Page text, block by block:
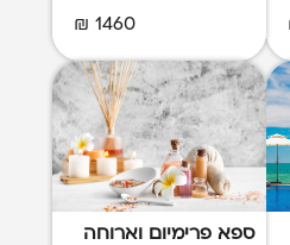
1460 ₪
ספא פרימיום וארוחה